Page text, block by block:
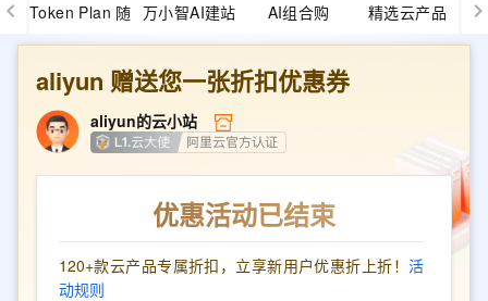
Token Plan 随 万小智AI建站 AI组合购 精选云产品
aliyun 赠送您一张折扣优惠券
aliyun的云小站
优惠活动已结束
120+款云产品专属折扣，立享新用户优惠折上折！ 活
动规则